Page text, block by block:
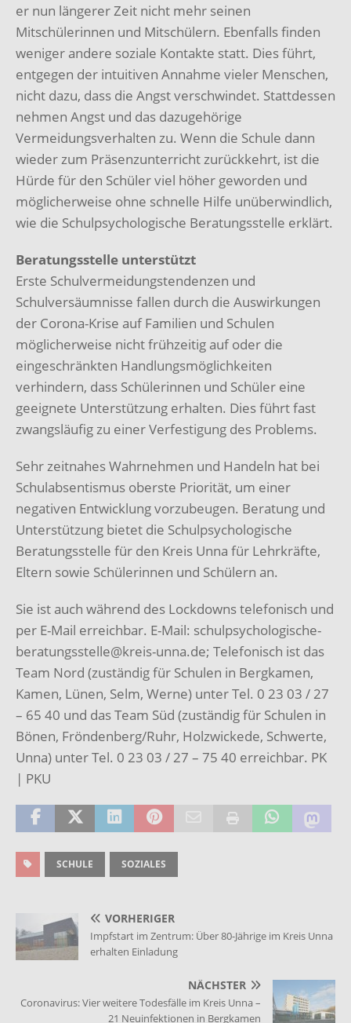
er nun längerer Zeit nicht mehr seinen
Mitschülerinnen und Mitschülern. Ebenfalls finden
weniger andere soziale Kontakte statt. Dies führt,
entgegen der intuitiven Annahme vieler Menschen,
nicht dazu, dass die Angst verschwindet. Stattdessen
nehmen Angst und das dazugehörige
Vermeidungsverhalten zu. Wenn die Schule dann
wieder zum Präsenzunterricht zurückkehrt, ist die
Hürde für den Schüler viel höher geworden und
möglicherweise ohne schnelle Hilfe unüberwindlich,
wie die Schulpsychologische Beratungsstelle erklärt.
Beratungsstelle unterstützt
Erste Schulvermeidungstendenzen und
Schulversäumnisse fallen durch die Auswirkungen
der Corona-Krise auf Familien und Schulen
möglicherweise nicht frühzeitig auf oder die
eingeschränkten Handlungsmöglichkeiten
verhindern, dass Schülerinnen und Schüler eine
geeignete Unterstützung erhalten. Dies führt fast
zwangsläufig zu einer Verfestigung des Problems.
Sehr zeitnahes Wahrnehmen und Handeln hat bei
Schulabsentismus oberste Priorität, um einer
negativen Entwicklung vorzubeugen. Beratung und
Unterstützung bietet die Schulpsychologische
Beratungsstelle für den Kreis Unna für Lehrkräfte,
Eltern sowie Schülerinnen und Schülern an.
Sie ist auch während des Lockdowns telefonisch und
per E-Mail erreichbar. E-Mail: schulpsychologische-
beratungsstelle@kreis-unna.de; Telefonisch ist das
Team Nord (zuständig für Schulen in Bergkamen,
Kamen, Lünen, Selm, Werne) unter Tel. 0 23 03 / 27
– 65 40 und das Team Süd (zuständig für Schulen in
Bönen, Fröndenberg/Ruhr, Holzwickede, Schwerte,
Unna) unter Tel. 0 23 03 / 27 – 75 40 erreichbar. PK
| PKU
SCHULE SOZIALES
VORHERIGER
Impfstart im Zentrum: Über 80-Jährige im Kreis Unna
erhalten Einladung
NÄCHSTER
Coronavirus: Vier weitere Todesfälle im Kreis Unna –
21 Neuinfektionen in Bergkamen